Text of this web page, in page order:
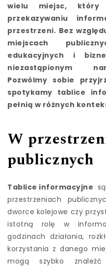
wielu miejsc,
przekazywaniu
przestrzeni. Bez
miejscach
edukacyjnych i
niezastąpionym
Pozwólmy sobie
spotykamy tablice
pełnią w różnych
W
publicznych
Tablice informacyjne
przestrzeniach
dworce kolejowe czy
istotną rolę w
godzinach działania,
korzystania z danego
mogą szybko